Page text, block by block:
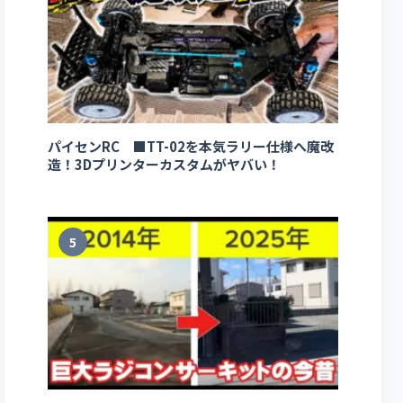
パイセンRC ■TT-02を本気ラリー仕様へ魔改
造！3Dプリンターカスタムがヤバい！
5